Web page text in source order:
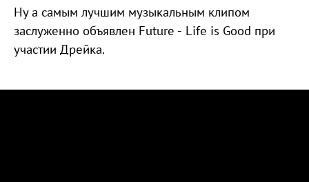
Ну а самым лучшим музыкальным клипом
заслуженно объявлен Future - Life is Good при
участии Дрейка.